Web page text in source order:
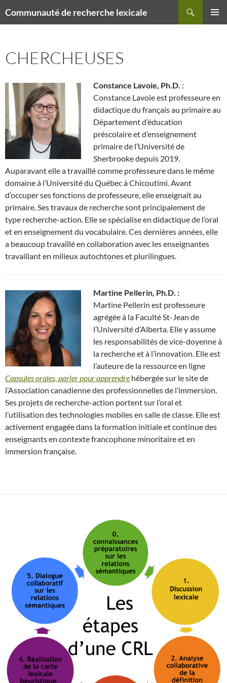
Communauté de recherche lexicale
CHERCHEUSES
Constance Lavoie, Ph.D. :
Constance Lavoie est professeure en
didactique du français au primaire au
Département d’éducation
préscolaire et d’enseignement
primaire de l’Université de
Sherbrooke depuis 2019.
Auparavant elle a travaillé comme professeure dans le même
domaine à l’Université du Québec à Chicoutimi. Avant
d’occuper ses fonctions de professeure, elle enseignait au
primaire. Ses travaux de recherche sont principalement de
type recherche-action. Elle se spécialise en didactique de l’oral
et en enseignement du vocabulaire. Ces dernières années, elle
a beaucoup travaillé en collaboration avec les enseignantes
travaillant en milieux autochtones et plurilingues.
Martine Pellerin, Ph.D. :
Martine Pellerin est professeure
agrégée à la Faculté St-Jean de
l’Université d’Alberta. Elle y assume
les responsabilités de vice-doyenne à
la recherche et à l’innovation. Elle est
l’auteure de la ressource en ligne
Capsules orales, parler pour apprendre hébergée sur le site de
l’Association canadienne des professionnelles de l’immersion.
Ses projets de recherche-action portent sur l’oral et
l’utilisation des technologies mobiles en salle de classe. Elle est
activement engagée dans la formation initiale et continue des
enseignants en contexte francophone minoritaire et en
immersion française.